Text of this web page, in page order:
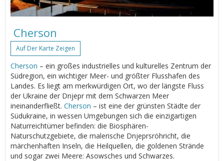
Cherson
Auf Der Karte Zeigen
Cherson – ein großes industrielles und kulturelles Zentrum der
Südregion, ein wichtiger Meer- und größter Flusshafen des
Landes. Es liegt am merkwürdigen Ort, wo der längste Fluss
der Ukraine der Dnjepr mit dem Schwarzen Meer
ineinanderfließt. Cherson – ist eine der grünsten Städte der
Südukraine, in wessen Umgebungen sich die einzigartigen
Naturreichtümer befinden: die Biosphären-
Naturschutzgebiete, die malerische Dnjeprsröhricht, die
märchenhaften Inseln, die Heilquellen, die goldenen Strände
und sogar zwei Meere: Asowsches und Schwarzes.